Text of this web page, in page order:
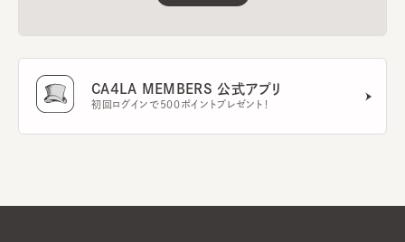
CA4LA MEMBERS 公式アプリ
初回ログインで500ポイントプレゼント！